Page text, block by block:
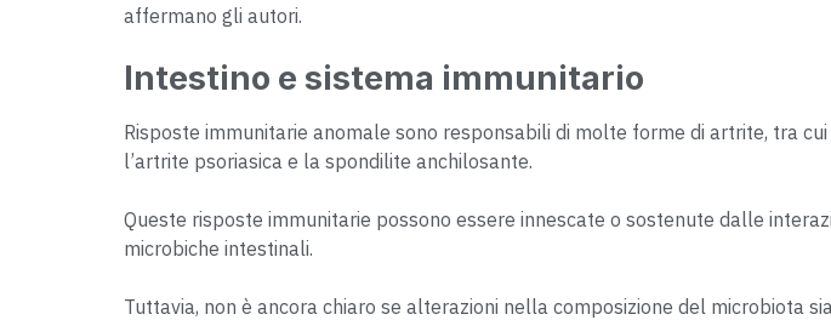
affermano gli autori.
Intestino e sistema immunitario
Risposte immunitarie anomale sono responsabili di molte forme di artrite, tra
l’artrite psoriasica e la spondilite anchilosante.
Queste risposte immunitarie possono essere innescate o sostenute dalle
microbiche intestinali.
Tuttavia, non è ancora chiaro se alterazioni nella composizione del microbiota